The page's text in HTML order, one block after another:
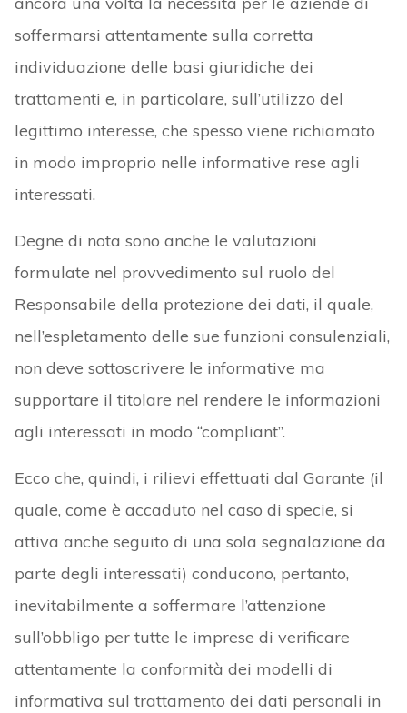
soffermarsi attentamente sulla corretta
individuazione delle basi giuridiche dei
trattamenti e, in particolare, sull’utilizzo del
legittimo interesse, che spesso viene richiamato
in modo improprio nelle informative rese agli
interessati.
Degne di nota sono anche le valutazioni
formulate nel provvedimento sul ruolo del
Responsabile della protezione dei dati, il quale,
nell’espletamento delle sue funzioni consulenziali,
non deve sottoscrivere le informative ma
supportare il titolare nel rendere le informazioni
agli interessati in modo “compliant”.
Ecco che, quindi, i rilievi effettuati dal Garante (il
quale, come è accaduto nel caso di specie, si
attiva anche seguito di una sola segnalazione da
parte degli interessati) conducono, pertanto,
inevitabilmente a soffermare l’attenzione
sull’obbligo per tutte le imprese di verificare
attentamente la conformità dei modelli di
informativa sul trattamento dei dati personali in